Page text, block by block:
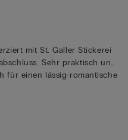
mit St. Galler Stickerei
Sehr praktisch und
für einen lässig-romantische